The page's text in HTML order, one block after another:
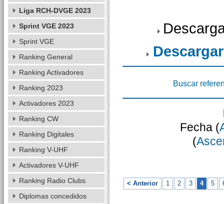
Buscar
Fecha (
(
< Anterior 1 2 3 4 5
Liga RCH-DVGE 2023
Sprint VGE 2023
Sprint VGE
Ranking General
Ranking Activadores
Ranking 2023
Activadores 2023
Ranking CW
Ranking Digitales
Ranking V-UHF
Activadores V-UHF
Ranking Radio Clubs
Diplomas concedidos